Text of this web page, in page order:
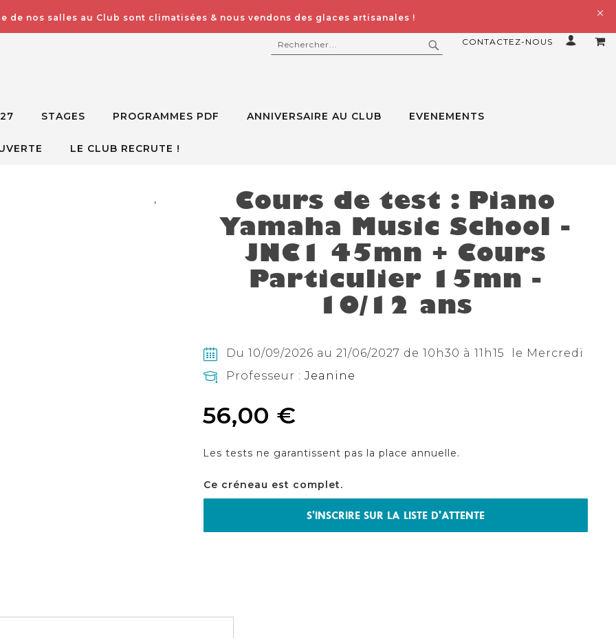
de nos salles au Club sont climatisées & nous vendons des glaces artisanales !
CONTACTEZ-NOUS
RECHERCHER
STAGES PROGRAMMES PDF ANNIVERSAIRE AU CLUB EVENEMENTS
LE CLUB RECRUTE !
Cours de test : Piano
Yamaha Music School -
JNC1 45mn + Cours
Particulier 15mn -
10/12 ans
Du 10/09/2026 au 21/06/2027 de 10h30 à 11h15 le Mercredi
Professeur : Jeanine
56,00 €
Les tests ne garantissent pas la place annuelle.
Ce créneau est complet.
S'INSCRIRE SUR LA LISTE D'ATTENTE
,